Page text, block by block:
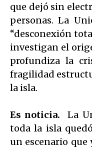
que dejó sin
personas. La
“desconexión
investigan el
profundiza la
fragilidad
la isla.
Es noticia.
La
toda la isla
un escenario que